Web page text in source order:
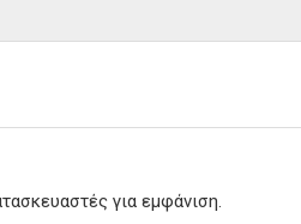
για εμφάνιση.